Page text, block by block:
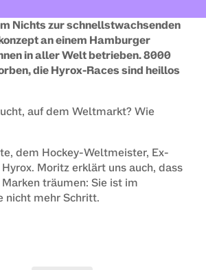
Nichts zur schnellstwachsenden
an einem Hamburger
in aller Welt betrieben. 8000
die Hyrox-Races sind heillos
auf dem Weltmarkt? Wie
dem Hockey-Weltmeister, Ex-
Moritz erklärt uns auch, dass
träumen: Sie ist im
nicht mehr Schritt.